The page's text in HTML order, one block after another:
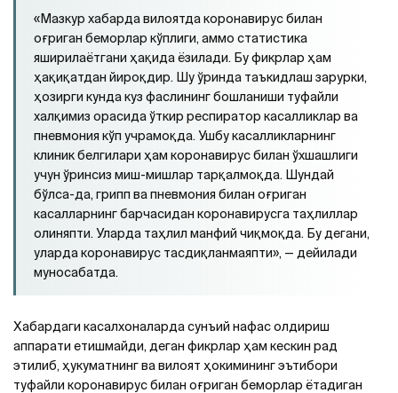
«Мазкур хабарда вилоятда коронавирус билан
оғриган беморлар кўплиги, аммо статистика
яширилаётгани ҳақида ёзилади. Бу фикрлар ҳам
ҳақиқатдан йироқдир. Шу ўринда таъкидлаш зарурки,
ҳозирги кунда куз фаслининг бошланиши туфайли
халқимиз орасида ўткир респиратор касалликлар ва
пневмония кўп учрамоқда. Ушбу касалликларнинг
клиник белгилари ҳам коронавирус билан ўхшашлиги
учун ўринсиз миш-мишлар тарқалмоқда. Шундай
бўлса-да, грипп ва пневмония билан оғриган
касалларнинг барчасидан коронавирусга таҳлиллар
олиняпти. Уларда таҳлил манфий чиқмоқда. Бу дегани,
уларда коронавирус тасдиқланмаяпти», — дейилади
муносабатда.
Хабардаги касалхоналарда сунъий нафас олдириш
аппарати етишмайди, деган фикрлар ҳам кескин рад
этилиб, ҳукуматнинг ва вилоят ҳокимининг эътибори
туфайли коронавирус билан оғриган беморлар ётадиган